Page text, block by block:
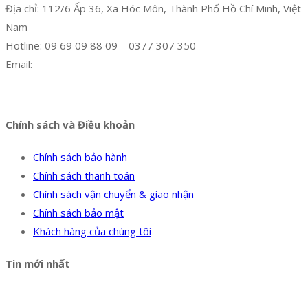
Địa chỉ: 112/6 Ấp 36, Xã Hóc Môn, Thành Phố Hồ Chí Minh, Việt
Nam
Hotline: 09 69 09 88 09 – 0377 307 350
Email:
Chính sách và Điều khoản
Chính sách bảo hành
Chính sách thanh toán
Chính sách vận chuyển & giao nhận
Chính sách bảo mật
Khách hàng của chúng tôi
Tin mới nhất